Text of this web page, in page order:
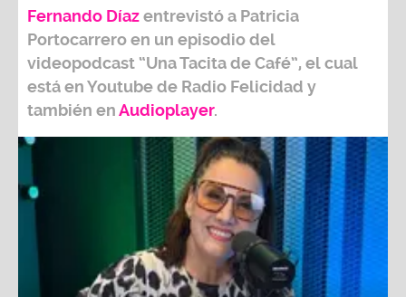
Fernando Díazentrevistó a Patricia
Portocarreroen un episodio del
videopodcast “Una Tacita de Café”, el cual
está en Youtube de Radio Felicidad y
también enAudioplayer.